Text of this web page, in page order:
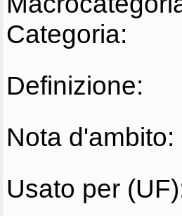
Categoria:
Definizione:
Nota d'ambito:
Usato per